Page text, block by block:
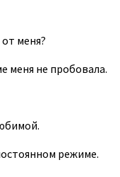
меня?
меня не пробовала.
режиме.